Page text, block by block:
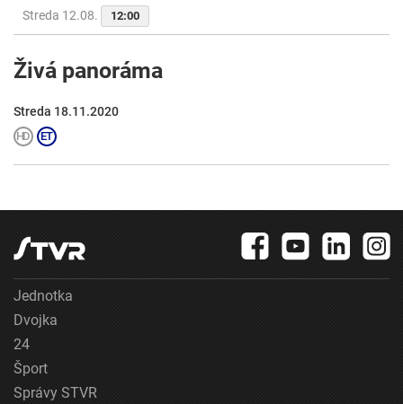
Streda 12.08. 12:00
Živá panoráma
Streda 18.11.2020
Jednotka
Dvojka
24
Šport
Správy STVR